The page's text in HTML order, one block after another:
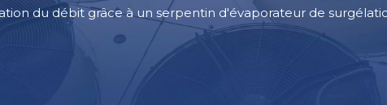
du débit grâce à un serpentin d'évaporateur de